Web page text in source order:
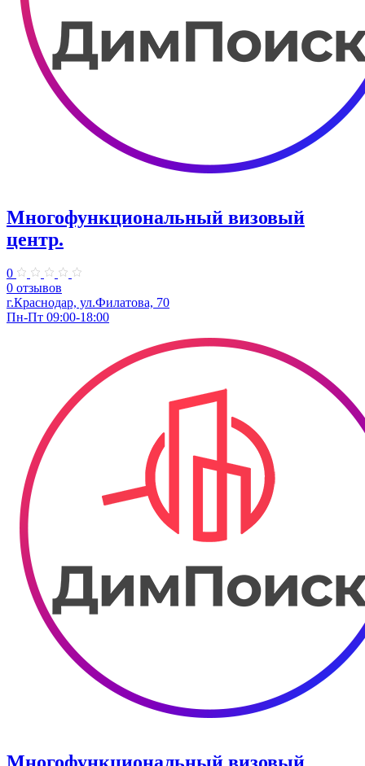
Многофункциональный визовый
центр.
0
0 отзывов
г.Краснодар, ул.Филатова, 70
Пн-Пт 09:00-18:00